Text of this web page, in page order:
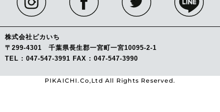
株式会社ピカいち
〒299-4301 千葉県長生郡一宮町一宮10095-2-1
TEL : 047-547-3991 FAX : 047-547-3990
PIKAICHI.Co,Ltd All Rights Reserved.